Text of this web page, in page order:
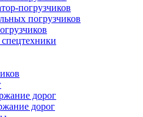
погрузчиков
погрузчиков
дорог
дорог